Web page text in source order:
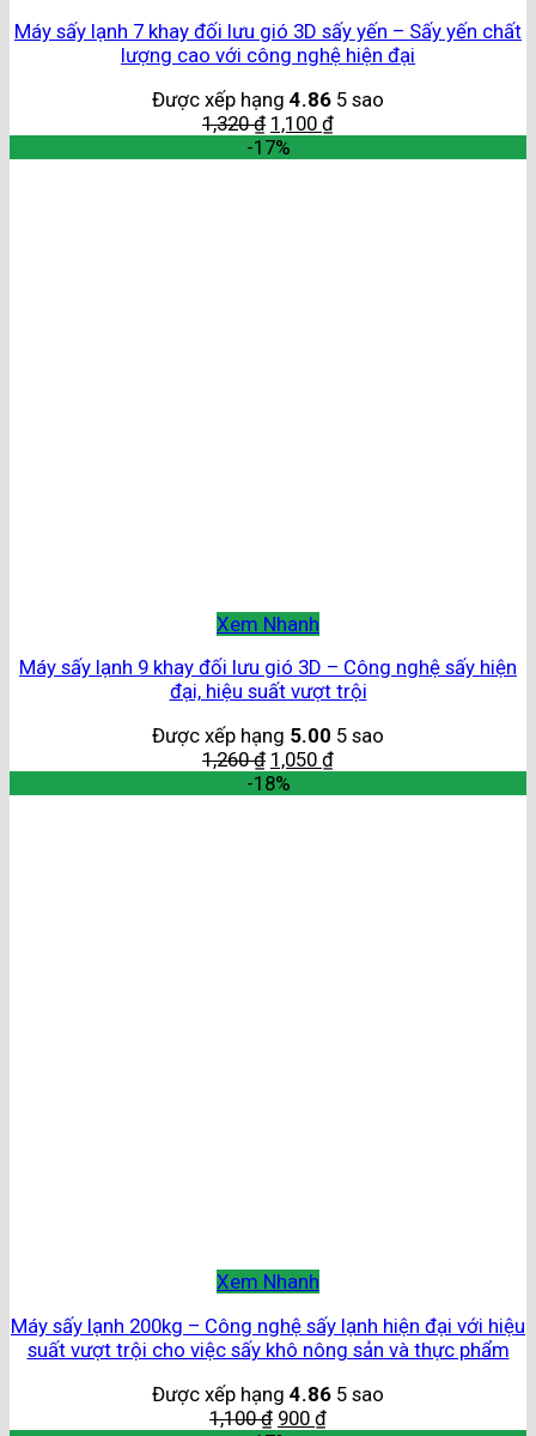
Máy sấy lạnh 7 khay đối lưu gió 3D sấy yến – Sấy yến chất
lượng cao với công nghệ hiện đại
Được xếp hạng 4.86 5 sao
1,320₫ 1,100 ₫
-17%
Xem Nhanh
Máy sấy lạnh 9 khay đối lưu gió 3D – Công nghệ sấy hiện
đại, hiệu suất vượt trội
Được xếp hạng 5.00 5 sao
1,260₫ 1,050 ₫
-18%
Xem Nhanh
Máy sấy lạnh 200kg – Công nghệ sấy lạnh hiện đại với hiệu
suất vượt trội cho việc sấy khô nông sản và thực phẩm
Được xếp hạng 4.86 5 sao
1,100₫ 900 ₫